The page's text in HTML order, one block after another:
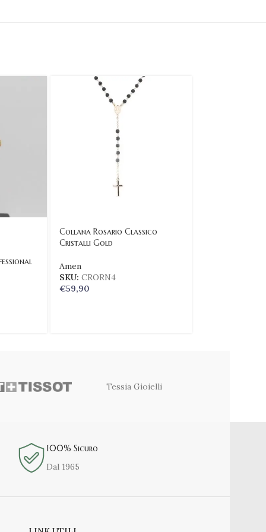
Collana Rosario Classico
Cristalli Gold
Amen
SKU: CRORN4
€59,90
Tessia Gioielli
100% Sicuro
Dal 1965